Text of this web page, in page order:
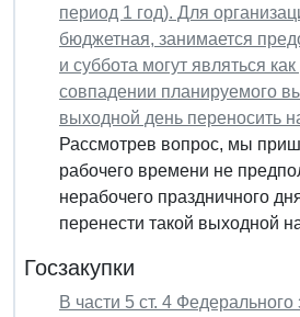
период 1 год). Для
бюджетная, занимается
и суббота могут являться
совпадении планируемого
выходной день переносить
Рассмотрев вопрос, мы
рабочего времени не
нерабочего праздничного
перенести такой выходной
Госзакупки
В части 5 ст. 4